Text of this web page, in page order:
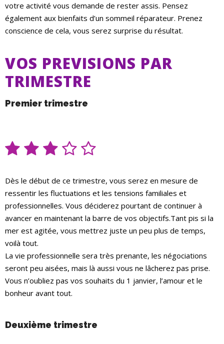
votre activité vous demande de rester assis. Pensez
également aux bienfaits d’un sommeil réparateur. Prenez
conscience de cela, vous serez surprise du résultat.
VOS PREVISIONS PAR
TRIMESTRE
Premier trimestre
Dès le début de ce trimestre, vous serez en mesure de
ressentir les fluctuations et les tensions familiales et
professionnelles. Vous déciderez pourtant de continuer à
avancer en maintenant la barre de vos objectifs.Tant pis si la
mer est agitée, vous mettrez juste un peu plus de temps,
voilà tout.
La vie professionnelle sera très prenante, les négociations
seront peu aisées, mais là aussi vous ne lâcherez pas prise.
Vous n’oubliez pas vos souhaits du 1 janvier, l’amour et le
bonheur avant tout.
Deuxième trimestre